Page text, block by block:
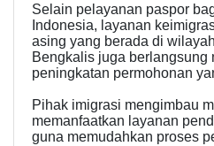
Selain pelayanan paspor
Indonesia, layanan
asing yang berada di
Bengkalis juga berlangsung
peningkatan permohonan
Pihak imigrasi mengimbau
memanfaatkan layanan
guna memudahkan proses